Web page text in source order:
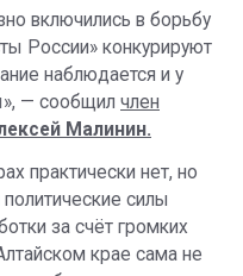
включились в борьбу
России» конкурируют
наблюдается и у
— сообщил член
Малинин.
практически нет, но
силы
за счёт громких
крае сама не